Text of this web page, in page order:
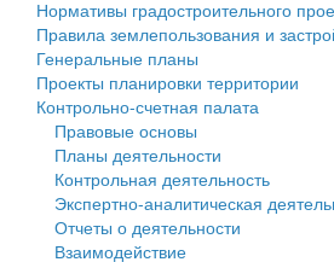
Генеральные планы
Проекты планировки территории
Собрание депутатов
Городское поселение
Сельские поселения
Нормативы градостроительного
Правила землепользования и
Генеральные планы
Проекты планировки территории
Контрольно-счетная палата
Правовые основы
Планы деятельности
Контрольная деятельность
Экспертно-аналитическая
Отчеты о деятельности
Взаимодействие